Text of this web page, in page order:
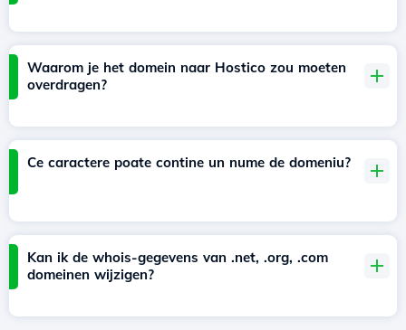
Waarom je het domein naar Hostico zou moeten
overdragen?
Ce caractere poate contine un nume de domeniu?
Kan ik de whois-gegevens van .net, .org, .com
domeinen wijzigen?